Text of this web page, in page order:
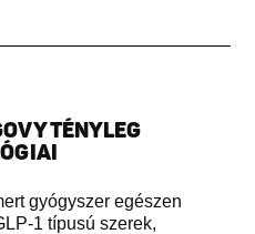
TÉNYLEG
gyógyszer egészen
1 típusú szerek,